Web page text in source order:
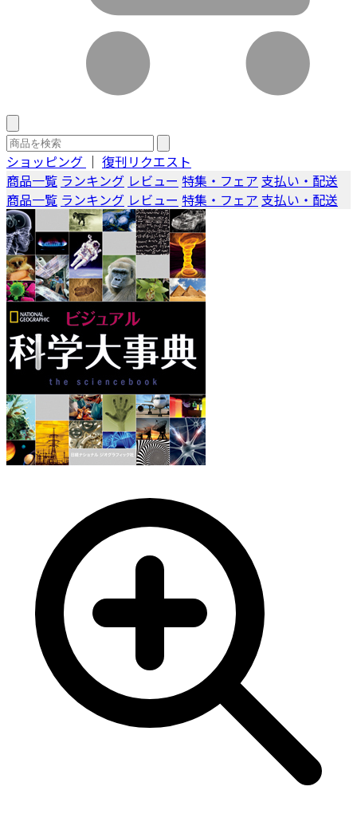
ショッピング ｜ 復刊リクエスト
商品一覧 ランキング レビュー 特集・フェア 支払い・配送
商品一覧 ランキング レビュー 特集・フェア 支払い・配送